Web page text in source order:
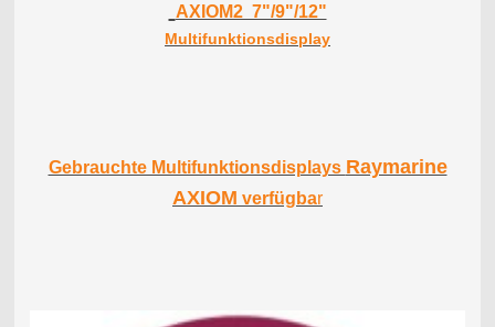
AXIOM2 7"/9"/12"
Multifunktionsdisplay
Gebrauchte Multifunktionsdisplays Raymarine
AXIOM verfügbar